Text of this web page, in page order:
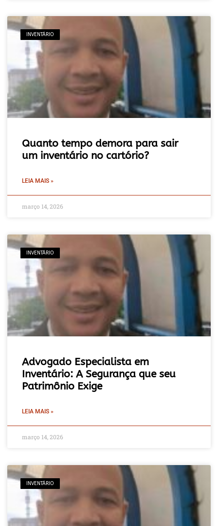
INVENTÁRIO
Quanto tempo demora para sair
um inventário no cartório?
LEIA MAIS »
março 14, 2026
INVENTÁRIO
Advogado Especialista em
Inventário: A Segurança que seu
Patrimônio Exige
LEIA MAIS »
março 14, 2026
INVENTÁRIO